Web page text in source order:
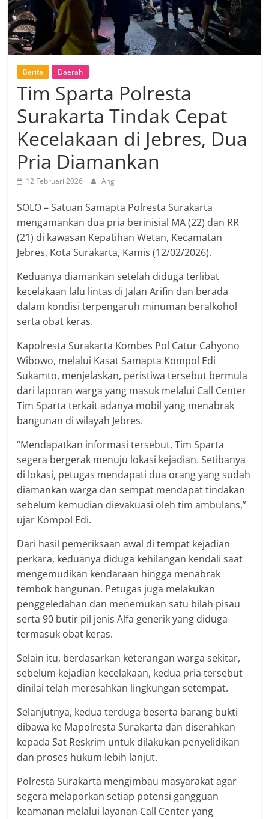
Berita Daerah
Tim Sparta Polresta
Surakarta Tindak Cepat
Kecelakaan di Jebres, Dua
Pria Diamankan
12 Februari 2026 Ang
SOLO – Satuan Samapta Polresta Surakarta
mengamankan dua pria berinisial MA (22) dan RR
(21) di kawasan Kepatihan Wetan, Kecamatan
Jebres, Kota Surakarta, Kamis (12/02/2026).
Keduanya diamankan setelah diduga terlibat
kecelakaan lalu lintas di Jalan Arifin dan berada
dalam kondisi terpengaruh minuman beralkohol
serta obat keras.
Kapolresta Surakarta Kombes Pol Catur Cahyono
Wibowo, melalui Kasat Samapta Kompol Edi
Sukamto, menjelaskan, peristiwa tersebut bermula
dari laporan warga yang masuk melalui Call Center
Tim Sparta terkait adanya mobil yang menabrak
bangunan di wilayah Jebres.
“Mendapatkan informasi tersebut, Tim Sparta
segera bergerak menuju lokasi kejadian. Setibanya
di lokasi, petugas mendapati dua orang yang sudah
diamankan warga dan sempat mendapat tindakan
sebelum kemudian dievakuasi oleh tim ambulans,”
ujar Kompol Edi.
Dari hasil pemeriksaan awal di tempat kejadian
perkara, keduanya diduga kehilangan kendali saat
mengemudikan kendaraan hingga menabrak
tembok bangunan. Petugas juga melakukan
penggeledahan dan menemukan satu bilah pisau
serta 90 butir pil jenis Alfa generik yang diduga
termasuk obat keras.
Selain itu, berdasarkan keterangan warga sekitar,
sebelum kejadian kecelakaan, kedua pria tersebut
dinilai telah meresahkan lingkungan setempat.
Selanjutnya, kedua terduga beserta barang bukti
dibawa ke Mapolresta Surakarta dan diserahkan
kepada Sat Reskrim untuk dilakukan penyelidikan
dan proses hukum lebih lanjut.
Polresta Surakarta mengimbau masyarakat agar
segera melaporkan setiap potensi gangguan
keamanan melalui layanan Call Center yang